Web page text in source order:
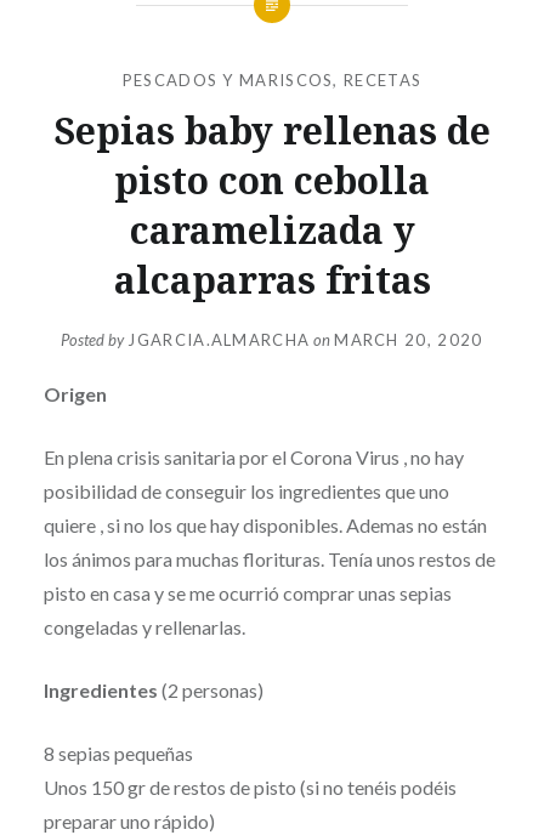
PESCADOS Y MARISCOS,RECETAS
Sepias baby rellenas de
pisto con cebolla
caramelizada y
alcaparras fritas
Posted by JGARCIA.ALMARCHA onMARCH 20, 2020
Origen
En plena crisis sanitaria por el Corona Virus , no hay
posibilidad de conseguir los ingredientes que uno
quiere , si no los que hay disponibles. Ademas no están
los ánimos para muchas florituras. Tenía unos restos de
pisto en casa y se me ocurrió comprar unas sepias
congeladas y rellenarlas.
Ingredientes (2 personas)
8 sepias pequeñas
Unos 150 gr de restos de pisto (si no tenéis podéis
preparar uno rápido)